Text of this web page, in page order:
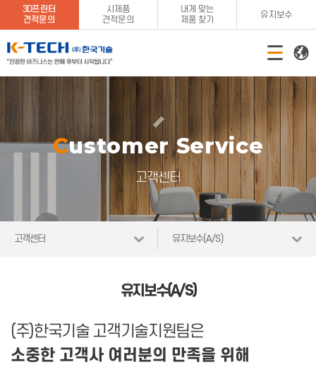
3D프린터
견적문의
시제품
견적문의
내게 맞는
제품 찾기
유지보수
Customer Service
고객센터
고객센터 유지보수(A/S)
유지보수(A/S)
(주)한국기술 고객기술지원팀은
소중한 고객사 여러분의 만족을 위해